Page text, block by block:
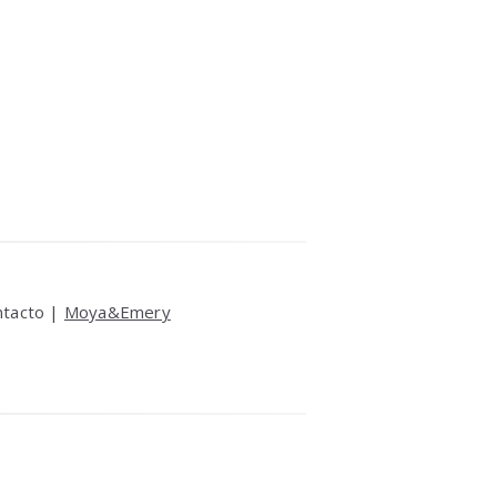
| Moya&Emery